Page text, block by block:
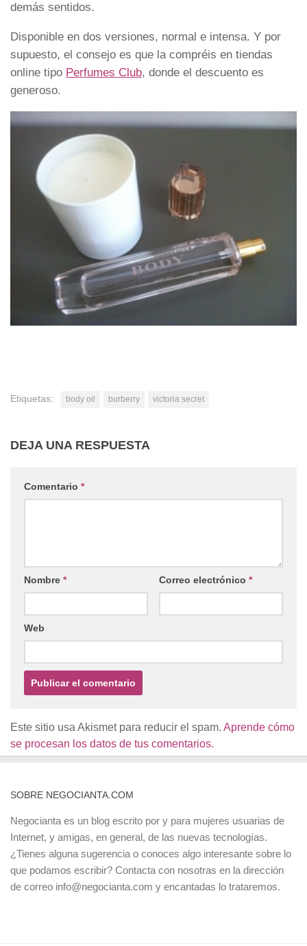
demás sentidos.
Disponible en dos versiones, normal e intensa. Y por
supuesto, el consejo es que la compréis en tiendas
online tipo Perfumes Club, donde el descuento es
generoso.
Etiquetas: body oil burberry victoria secret
DEJA UNA RESPUESTA
Comentario *
Nombre * Correo electrónico *
Web
Este sitio usa Akismet para reducir el spam. Aprende cómo
se procesan los datos de tus comentarios.
SOBRE NEGOCIANTA.COM
Negocianta es un blog escrito por y para mujeres usuarias de
Internet, y amigas, en general, de las nuevas tecnologías.
¿Tienes alguna sugerencia o conoces algo interesante sobre lo
que podamos escribir? Contacta con nosotras en la dirección
de correo info@negocianta.com y encantadas lo trataremos.